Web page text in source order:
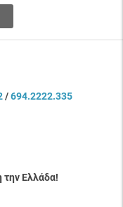
/694.2222.335
την Ελλάδα!